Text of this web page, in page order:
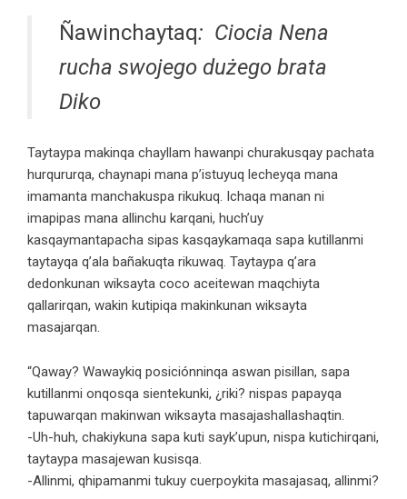
Ñawinchaytaq: Ciocia Nena
rucha swojego dużego brata
Diko
Taytaypa makinqa chayllam hawanpi churakusqay pachata
hurqururqa, chaynapi mana p’istuyuq lecheyqa mana
imamanta manchakuspa rikukuq. Ichaqa manan ni
imapipas mana allinchu karqani, huch’uy
kasqaymantapacha sipas kasqaykamaqa sapa kutillanmi
taytayqa q’ala bañakuqta rikuwaq. Taytaypa q’ara
dedonkunan wiksayta coco aceitewan maqchiyta
qallarirqan, wakin kutipiqa makinkunan wiksayta
masajarqan.
“Qaway? Wawaykiq posiciónninqa aswan pisillan, sapa
kutillanmi onqosqa sientekunki, ¿riki? nispas papayqa
tapuwarqan makinwan wiksayta masajashallashaqtin.
-Uh-huh, chakiykuna sapa kuti sayk’upun, nispa kutichirqani,
taytaypa masajewan kusisqa.
-Allinmi, qhipamanmi tukuy cuerpoykita masajasaq, allinmi?